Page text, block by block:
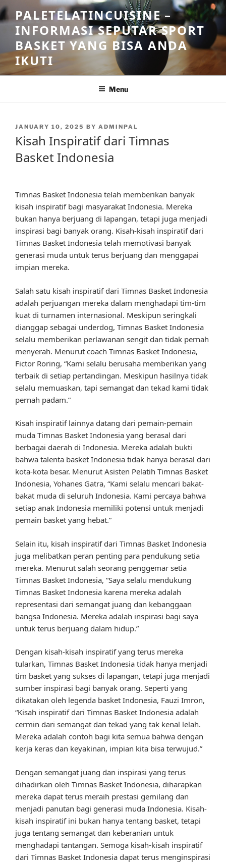
Skip
to
content
PALETELATINCUISINE –
INFORMASI SEPUTAR SPORT
BASKET YANG BISA ANDA
IKUTI
Menu
POSTED
ON
JANUARY 10, 2025 BY ADMINPAL
Kisah Inspiratif dari Timnas
Basket Indonesia
Timnas Basket Indonesia telah memberikan banyak
kisah inspiratif bagi masyarakat Indonesia. Mereka
bukan hanya berjuang di lapangan, tetapi juga menjadi
inspirasi bagi banyak orang. Kisah-kisah inspiratif dari
Timnas Basket Indonesia telah memotivasi banyak
generasi muda untuk terus berjuang dan menggapai
impian mereka.
Salah satu kisah inspiratif dari Timnas Basket Indonesia
adalah perjuangan mereka dalam menghadapi tim-tim
kuat di turnamen internasional. Meskipun seringkali
dianggap sebagai underdog, Timnas Basket Indonesia
selalu memberikan perlawanan sengit dan tidak pernah
menyerah. Menurut coach Timnas Basket Indonesia,
Fictor Roring, “Kami selalu berusaha memberikan yang
terbaik di setiap pertandingan. Meskipun hasilnya tidak
selalu memuaskan, tapi semangat dan tekad kami tidak
pernah padam.”
Kisah inspiratif lainnya datang dari pemain-pemain
muda Timnas Basket Indonesia yang berasal dari
berbagai daerah di Indonesia. Mereka adalah bukti
bahwa talenta basket Indonesia tidak hanya berasal dari
kota-kota besar. Menurut Asisten Pelatih Timnas Basket
Indonesia, Yohanes Gatra, “Kami selalu mencari bakat-
bakat muda di seluruh Indonesia. Kami percaya bahwa
setiap anak Indonesia memiliki potensi untuk menjadi
pemain basket yang hebat.”
Selain itu, kisah inspiratif dari Timnas Basket Indonesia
juga melibatkan peran penting para pendukung setia
mereka. Menurut salah seorang penggemar setia
Timnas Basket Indonesia, “Saya selalu mendukung
Timnas Basket Indonesia karena mereka adalah
representasi dari semangat juang dan kebanggaan
bangsa Indonesia. Mereka adalah inspirasi bagi saya
untuk terus berjuang dalam hidup.”
Dengan kisah-kisah inspiratif yang terus mereka
tularkan, Timnas Basket Indonesia tidak hanya menjadi
tim basket yang sukses di lapangan, tetapi juga menjadi
sumber inspirasi bagi banyak orang. Seperti yang
dikatakan oleh legenda basket Indonesia, Fauzi Imron,
“Kisah inspiratif dari Timnas Basket Indonesia adalah
cermin dari semangat dan tekad yang tak kenal lelah.
Mereka adalah contoh bagi kita semua bahwa dengan
kerja keras dan keyakinan, impian kita bisa terwujud.”
Dengan semangat juang dan inspirasi yang terus
dihadirkan oleh Timnas Basket Indonesia, diharapkan
mereka dapat terus meraih prestasi gemilang dan
menjadi panutan bagi generasi muda Indonesia. Kisah-
kisah inspiratif ini bukan hanya tentang basket, tetapi
juga tentang semangat dan keberanian untuk
menghadapi tantangan. Semoga kisah-kisah inspiratif
dari Timnas Basket Indonesia dapat terus menginspirasi